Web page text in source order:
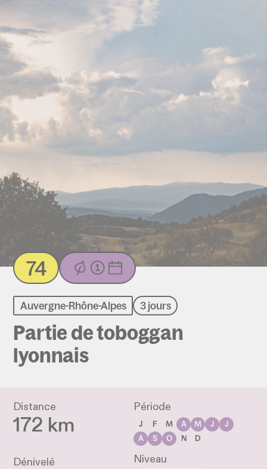
74
Auvergne-Rhône-Alpes 3 jours
Partie de toboggan
lyonnais
Distance
172 km
Dénivelé
Période
J
F M A M J
J
A
S O N
D
Niveau